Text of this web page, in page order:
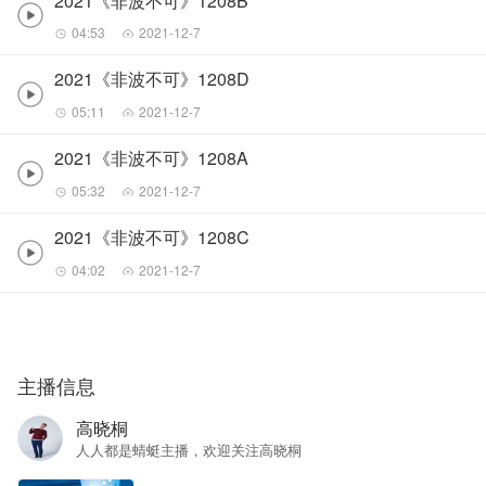
04:53 2021-12-7
2021《非波不可》1208D
05:11 2021-12-7
2021《非波不可》1208A
05:32 2021-12-7
2021《非波不可》1208C
04:02 2021-12-7
主播信息
高晓桐
人人都是蜻蜓主播，欢迎关注高晓桐